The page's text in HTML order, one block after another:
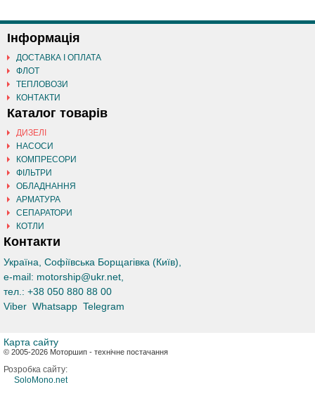
Інформація
ДОСТАВКА І ОПЛАТА
ФЛОТ
ТЕПЛОВОЗИ
КОНТАКТИ
Каталог товарів
ДИЗЕЛІ
НАСОСИ
КОМПРЕСОРИ
ФІЛЬТРИ
ОБЛАДНАННЯ
АРМАТУРА
СЕПАРАТОРИ
КОТЛИ
Контакти
Україна, Софіївська Борщагівка (Київ)
e-mail: motorship@ukr.net
тел.: +38 050 880 88 00
Viber Whatsapp Telegram
Карта сайту
© 2005-2026 Моторшип - технічне постачання
Розробка сайту:
SoloMono.net